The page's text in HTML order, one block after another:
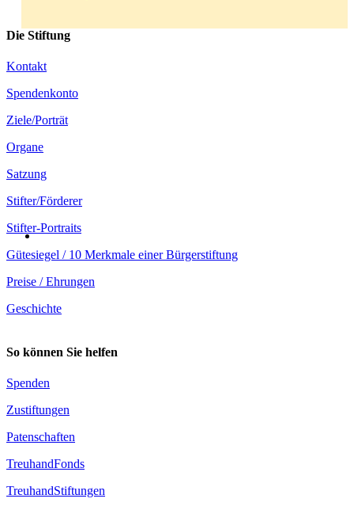
Die Stiftung
Kontakt
Spendenkonto
Ziele/Porträt
Organe
Satzung
Stifter/Förderer
Stifter-Portraits
Gütesiegel / 10 Merkmale einer Bürgerstiftung
Preise / Ehrungen
Geschichte
So können Sie helfen
Spenden
Zustiftungen
Patenschaften
TreuhandFonds
TreuhandStiftungen